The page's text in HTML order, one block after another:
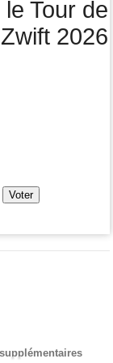
Tour de
2026